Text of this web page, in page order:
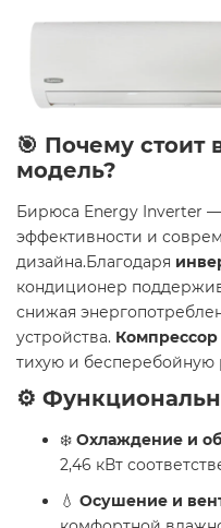
🎯 Почему стоит
модель?
Бирюса Energy Inverter
эффективности и
дизайна.Благодаря
кондиционер
снижая
устройства. Компрессор
тихую и бесперебойную
⚙️
❄️ Охлаждение и
2,46 кВт
💧 Осушение и